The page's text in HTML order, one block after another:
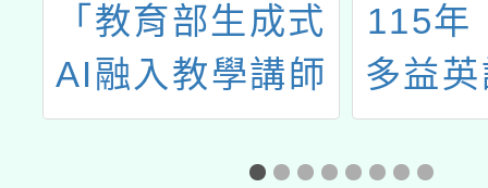
「教育部生成式
AI融入教學講師
培訓計畫」之
115年
多益